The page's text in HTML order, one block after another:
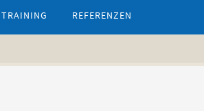
REFERENZEN